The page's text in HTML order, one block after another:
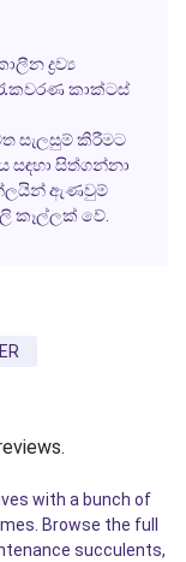
ද්‍රව්‍ය
කාක්ටස්
සැලසුම් කිරීමට
සඳහා සිත්ගන්නා
ඇණවුම්
කෑල්ලක් වේ.
with a bunch of
Browse the full
succulents,